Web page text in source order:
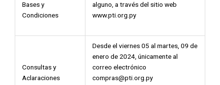
Bases y
Condiciones
alguno, a través del sitio web
www.pti.org.py
Consultas y
Aclaraciones
Desde el viernes 05 al martes, 09 de
enero de 2024, únicamente al
correo electrónico
compras@pti.org.py